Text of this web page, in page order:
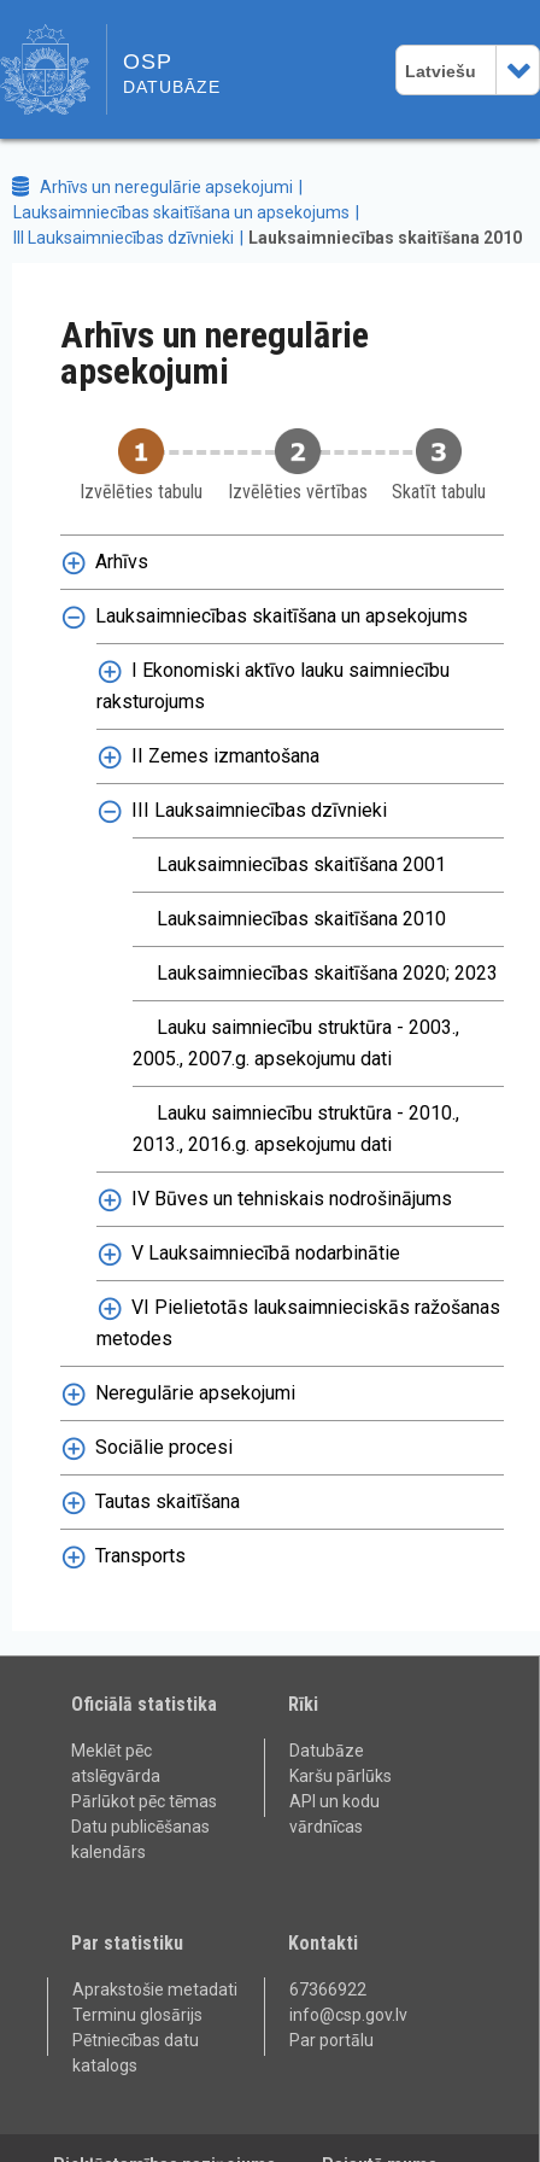
OSP
DATUBĀZE
Latviešu
Arhīvs un neregulārie apsekojumi
Lauksaimniecības skaitīšana un apsekojums
III Lauksaimniecības dzīvnieki
Lauksaimniecības skaitīšana 2010
Arhīvs un neregulārie
apsekojumi
Izvēlēties tabulu Izvēlēties vērtības Skatīt tabulu
Arhīvs
Lauksaimniecības skaitīšana un apsekojums
I Ekonomiski aktīvo lauku saimniecību
raksturojums
II Zemes izmantošana
III Lauksaimniecības dzīvnieki
Lauksaimniecības skaitīšana 2001
Lauksaimniecības skaitīšana 2010
Lauksaimniecības skaitīšana 2020; 2023
Lauku saimniecību struktūra - 2003.,
2005., 2007.g. apsekojumu dati
Lauku saimniecību struktūra - 2010.,
2013., 2016.g. apsekojumu dati
IV Būves un tehniskais nodrošinājums
V Lauksaimniecībā nodarbinātie
VI Pielietotās lauksaimnieciskās ražošanas
metodes
Neregulārie apsekojumi
Sociālie procesi
Tautas skaitīšana
Transports
Oficiālā statistika
Meklēt pēc
atslēgvārda
Pārlūkot pēc tēmas
Datu publicēšanas
kalendārs
Rīki
Datubāze
Karšu pārlūks
API un kodu
vārdnīcas
Par statistiku
Aprakstošie metadati
Terminu glosārijs
Pētniecības datu
katalogs
Kontakti
67366922
info@csp.gov.lv
Par portālu